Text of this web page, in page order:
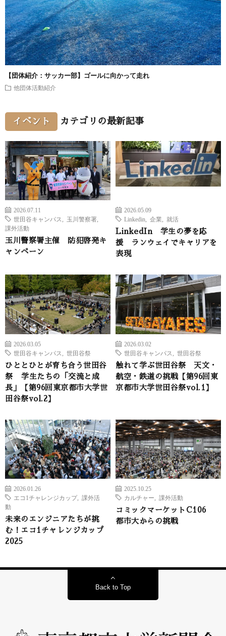
【団体紹介：サッカー部】ゴールに向かって走れ
他団体活動紹介
イベント カテゴリの最新記事
2026.07.11
世田谷キャンパス
玉川警察署
課外活動
玉川警察署主催 防犯啓発キ
ャンペーン
2026.05.09
Linkedin
企業 就活
LinkedIn 学生の夢を応
援 ランウェイでキャリアを
表現
2026.03.05
世田谷キャンパス
世田谷祭
ひととひとが育ち合う世田谷
祭 学生たちの「交流と成
長」【第96回東京都市大学世
田谷祭vol.2】
2026.03.02
世田谷キャンパス
世田谷祭
触れて学ぶ世田谷祭 天文・
航空・鉄道の挑戦【第96回東
京都市大学世田谷祭vol.1】
2026.01.26
エコ1チャレンジカップ, 課外活
動
未来のエンジニアたちが挑
む！エコ1チャレンジカップ
2025
2025.10.25
カルチャー
課外活動
コミックマーケットC106
都市大からの挑戦
Back to Top